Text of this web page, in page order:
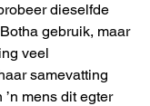
dieselfde
gebruik, maar
veel
samevatting
’n mens dit egter